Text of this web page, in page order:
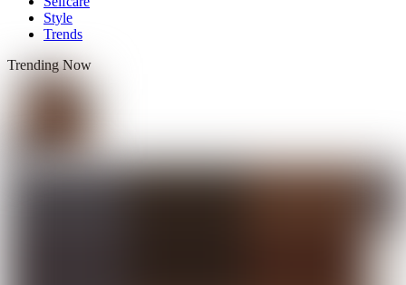
Style
Trends
Trending Now